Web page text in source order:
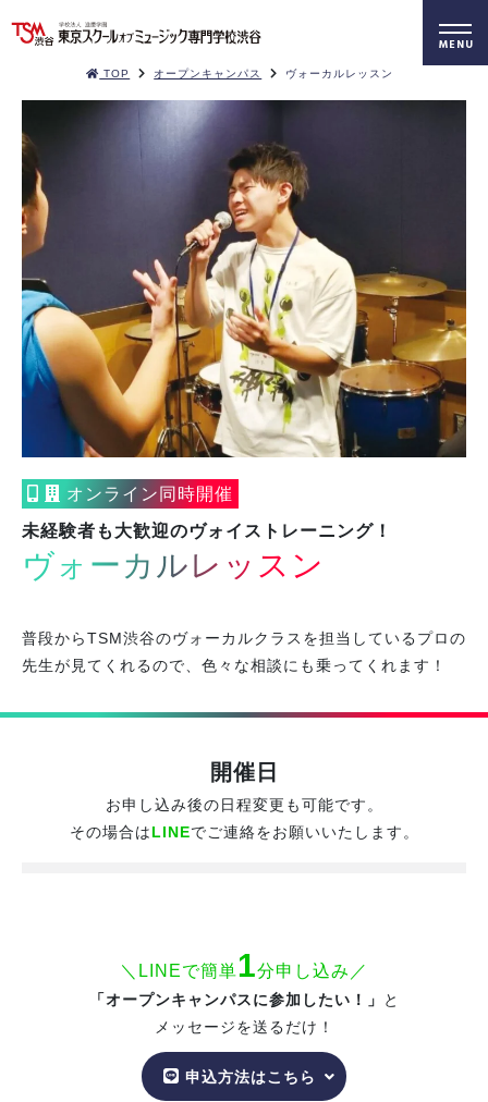
TOP オープンキャンパス ヴォーカルレッスン
オンライン同時開催
未経験者も大歓迎のヴォイストレーニング！
ヴォーカルレッスン
普段からTSM渋谷のヴォーカルクラスを担当しているプロの
先生が見てくれるので、色々な相談にも乗ってくれます！
開催日
お申し込み後の日程変更も可能です。
その場合はLINEでご連絡をお願いいたします。
＼LINEで簡単1分申し込み／
「オープンキャンパスに参加したい！」
と
メッセージを送るだけ！
申込方法はこちら